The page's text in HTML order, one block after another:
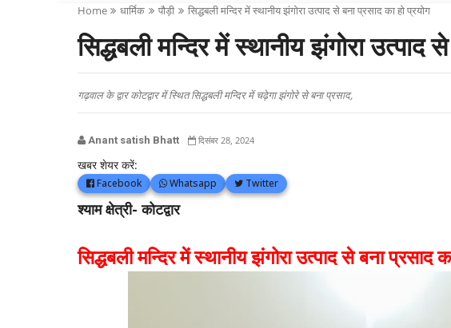
Home धार्मिक पौड़ी सिद्धबली मन्दिर में स्थानीय झंगोरा उत्पाद से बना प्रसाद का हो प्रयोग
सिद्धबली मन्दिर में स्थानीय झंगोरा उत्पाद
गढ़वाल के द्वार कोटद्वार में स्थित सिद्धबली मन्दिर में चढ़ेगा झंगोरे से बना प्रसाद,
Anant satish Bhatt दिसंबर 28, 2024
खबर शेयर करें:
Facebook Whatsapp Twitter
श्याम क्षेत्री- कोटद्वार
सिद्धबली मन्दिर में स्थानीय झंगोरा उत्पाद से बना प्रसाद